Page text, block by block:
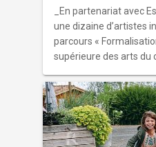
_En partenariat avec
une dizaine d’artistes
parcours «
supérieure des arts du
accompagnement en
développer un projet
première étape de
poétique, tantôt